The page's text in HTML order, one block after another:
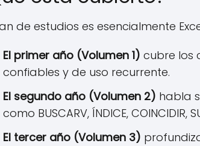
de estudios es esencialmente
El primer año (Volumen 1) cubre los
confiables y de uso recurrente.
El segundo año (Volumen 2) habla
como BUSCARV, ÍNDICE, COINCIDIR,
El tercer año (Volumen 3)